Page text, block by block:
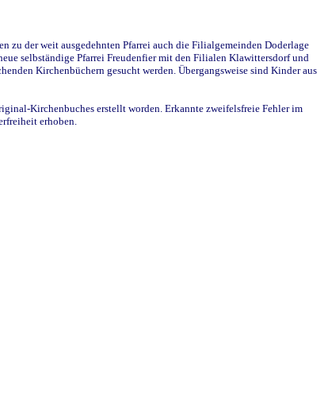
zu der weit ausgedehnten Pfarrei auch die Filialgemeinden Doderlage
selbständige Pfarrei Freudenfier mit den Filialen Klawittersdorf und
Kirchenbüchern gesucht werden. Übergangsweise sind Kinder aus
Kirchenbuches erstellt worden. Erkannte zweifelsfreie Fehler im
erhoben.